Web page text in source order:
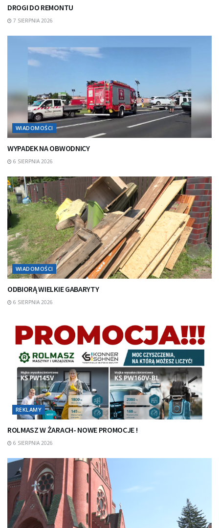
DROGI DO REMONTU
7 SIERPNIA 2026
WIADOMOŚCI
WYPADEK NA OBWODNICY
6 SIERPNIA 2026
WIADOMOŚCI
ODBIORĄ WIELKIE GABARYTY
6 SIERPNIA 2026
REKLAMY
ROLMASZ W ŻARACH- NOWE PROMOCJE !
6 SIERPNIA 2026